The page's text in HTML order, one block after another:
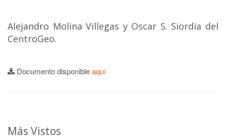
Alejandro Molina Villegas y Oscar S. Siordia del
CentroGeo.
Documento disponibleaquí
Más Vistos